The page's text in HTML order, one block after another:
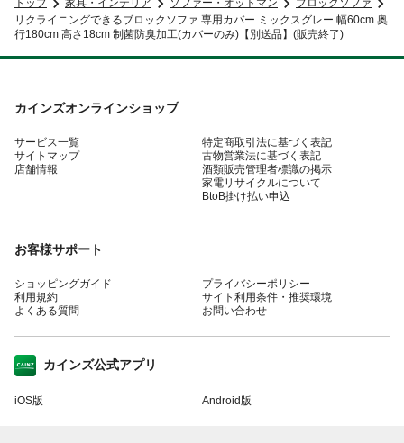
トップ 家具・インテリア ソファー・オットマン
ブロックソファ
リクライニングできるブロックソファ 専用カバー ミックスグレー 幅60cm 奥
行180cm 高さ18cm 制菌防臭加工(カバーのみ)【別送品】(販売終了)
カインズオンラインショップ
サービス一覧
サイトマップ
店舗情報
特定商取引法に基づく表記
古物営業法に基づく表記
酒類販売管理者標識の掲示
家電リサイクルについて
BtoB掛け払い申込
お客様サポート
ショッピングガイド
利用規約
よくある質問
プライバシーポリシー
サイト利用条件・推奨環境
お問い合わせ
カインズ公式アプリ
iOS版 Android版